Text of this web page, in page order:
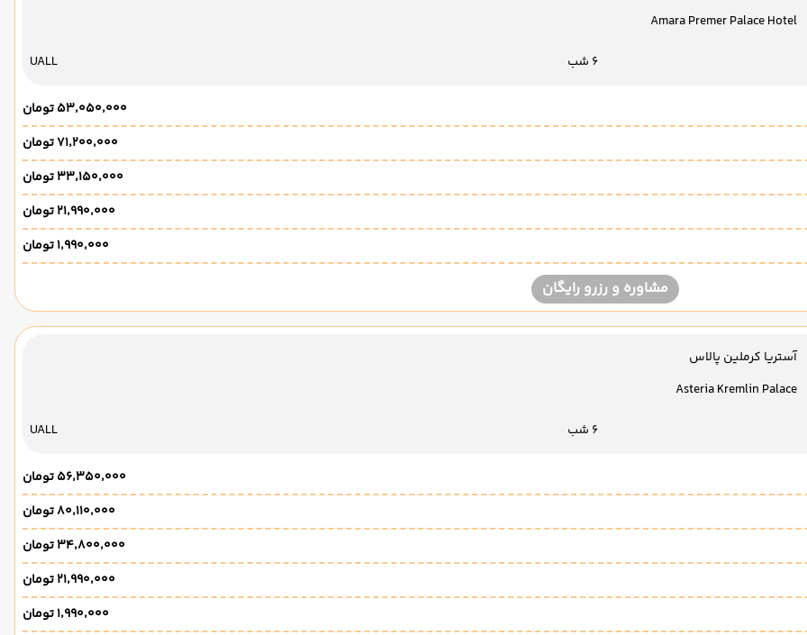
Amara Premer Palace Hotel
6 شب UALL
۵۳٬۰۵۰٬۰۰۰ تومان
۷۱٬۲۰۰٬۰۰۰ تومان
۳۳٬۱۵۰٬۰۰۰ تومان
۲۱٬۹۹۰٬۰۰۰ تومان
۱٬۹۹۰٬۰۰۰ تومان
مشاوره و رزرو رایگان
آستریا کرملین پالاس
Asteria Kremlin Palace
6 شب UALL
۵۶٬۳۵۰٬۰۰۰ تومان
۸۰٬۱۱۰٬۰۰۰ تومان
۳۴٬۸۰۰٬۰۰۰ تومان
۲۱٬۹۹۰٬۰۰۰ تومان
۱٬۹۹۰٬۰۰۰ تومان